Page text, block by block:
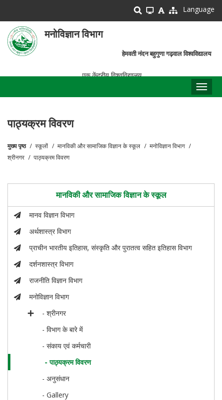
main
content
Language
मनोविज्ञान विभाग
हेमवती नंदन बहुगुणा गढ़वाल विश्वविद्यालय
एक केंद्रीय विश्वविद्यालय
पाठ्यक्रम विवरण
पग
मुख्य पृष्ठ स्कूलों मानविकी और सामाजिक विज्ञान के स्कूल
मनोविज्ञान विभाग
श्रीनगर
पाठ्यक्रम विवरण
मानविकी और सामाजिक विज्ञान के स्कूल
मानव विज्ञान विभाग
अर्थशास्त्र विभाग
प्राचीन भारतीय इतिहास, संस्कृति और पुरातत्व सहित इतिहास विभाग
दर्शनशास्त्र विभाग
राजनीति विज्ञान विभाग
मनोविज्ञान विभाग
- श्रीनगर
- विभाग के बारे में
- संकाय एवं कर्मचारी
- पाठ्यक्रम विवरण
- अनुसंधान
- Gallery